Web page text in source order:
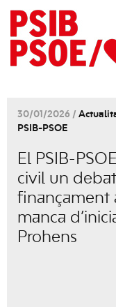
30/01/2026 /
PSIB-PSOE
El PSIB-
civil un
finançament
manca
Prohens